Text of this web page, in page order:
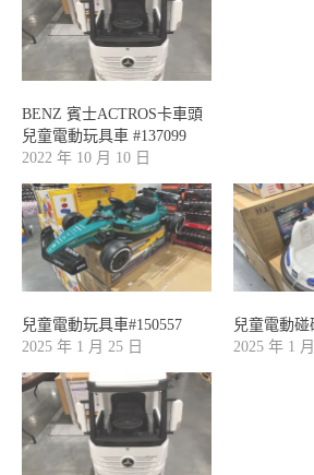
BENZ 賓士ACTROS卡車頭
兒童電動玩具車 #137099
2022 年 10 月 10 日
兒童電動玩具車#150557
2025 年 1 月 25 日
兒童電動碰
2025 年 1